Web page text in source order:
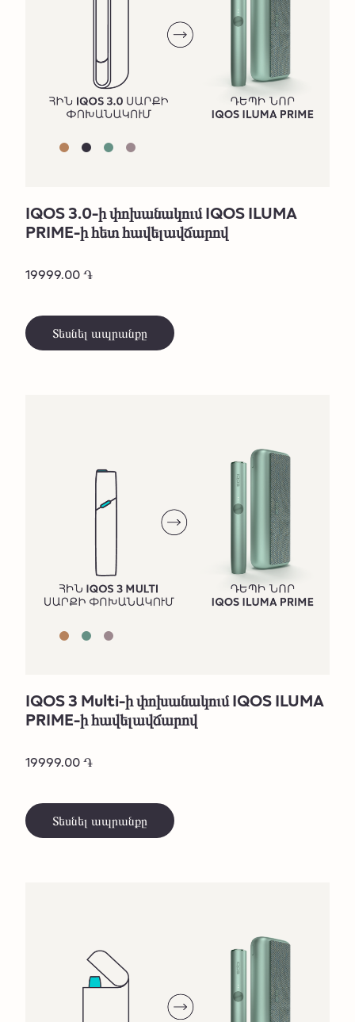
IQOS 3.0-ի փոխանակում IQOS ILUMA
PRIME-ի հետ հավելավճարով
19999.00 ֏
Տեսնել ապրանքը
IQOS 3 Multi-ի փոխանակում IQOS ILUMA
PRIME-ի հավելավճարով
19999.00 ֏
Տեսնել ապրանքը